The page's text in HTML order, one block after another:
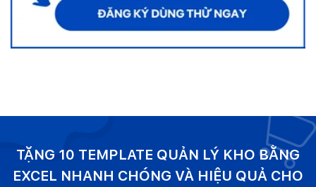
TẶNG 10 TEMPLATE QUẢN LÝ KHO BẰNG
EXCEL NHANH CHÓNG VÀ HIỆU QUẢ CHO